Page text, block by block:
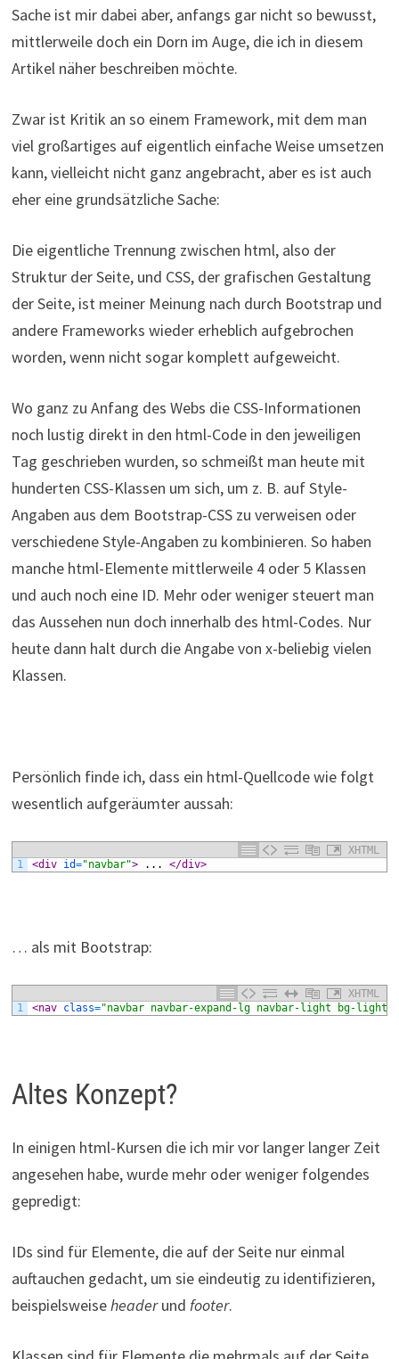
Sache ist mir dabei aber, anfangs gar nicht so bewusst,
mittlerweile doch ein Dorn im Auge, die ich in diesem
Artikel näher beschreiben möchte.
Zwar ist Kritik an so einem Framework, mit dem man
viel großartiges auf eigentlich einfache Weise umsetzen
kann, vielleicht nicht ganz angebracht, aber es ist auch
eher eine grundsätzliche Sache:
Die eigentliche Trennung zwischen html, also der
Struktur der Seite, und CSS, der grafischen Gestaltung
der Seite, ist meiner Meinung nach durch Bootstrap und
andere Frameworks wieder erheblich aufgebrochen
worden, wenn nicht sogar komplett aufgeweicht.
Wo ganz zu Anfang des Webs die CSS-Informationen
noch lustig direkt in den html-Code in den jeweiligen
Tag geschrieben wurden, so schmeißt man heute mit
hunderten CSS-Klassen um sich, um z. B. auf Style-
Angaben aus dem Bootstrap-CSS zu verweisen oder
verschiedene Style-Angaben zu kombinieren. So haben
manche html-Elemente mittlerweile 4 oder 5 Klassen
und auch noch eine ID. Mehr oder weniger steuert man
das Aussehen nun doch innerhalb des html-Codes. Nur
heute dann halt durch die Angabe von x-beliebig vielen
Klassen.
Persönlich finde ich, dass ein html-Quellcode wie folgt
wesentlich aufgeräumter aussah:
XHTML
1
<div id="navbar"> ... </div>
… als mit Bootstrap:
XHTML
1
<nav class="navbar navbar-expand-lg navbar-light bg-light"
Altes Konzept?
In einigen html-Kursen die ich mir vor langer langer Zeit
angesehen habe, wurde mehr oder weniger folgendes
gepredigt:
IDs sind für Elemente, die auf der Seite nur einmal
auftauchen gedacht, um sie eindeutig zu identifizieren,
beispielsweiseheaderund footer.